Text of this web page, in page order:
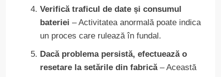
Verifică traficul de date și consumul
bateriei – Activitatea anormală poate indica
un proces care rulează în fundal.
Dacă problema persistă, efectuează o
resetare la setările din fabrică– Această